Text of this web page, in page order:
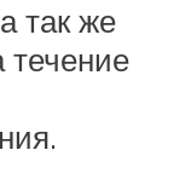
так же
течение